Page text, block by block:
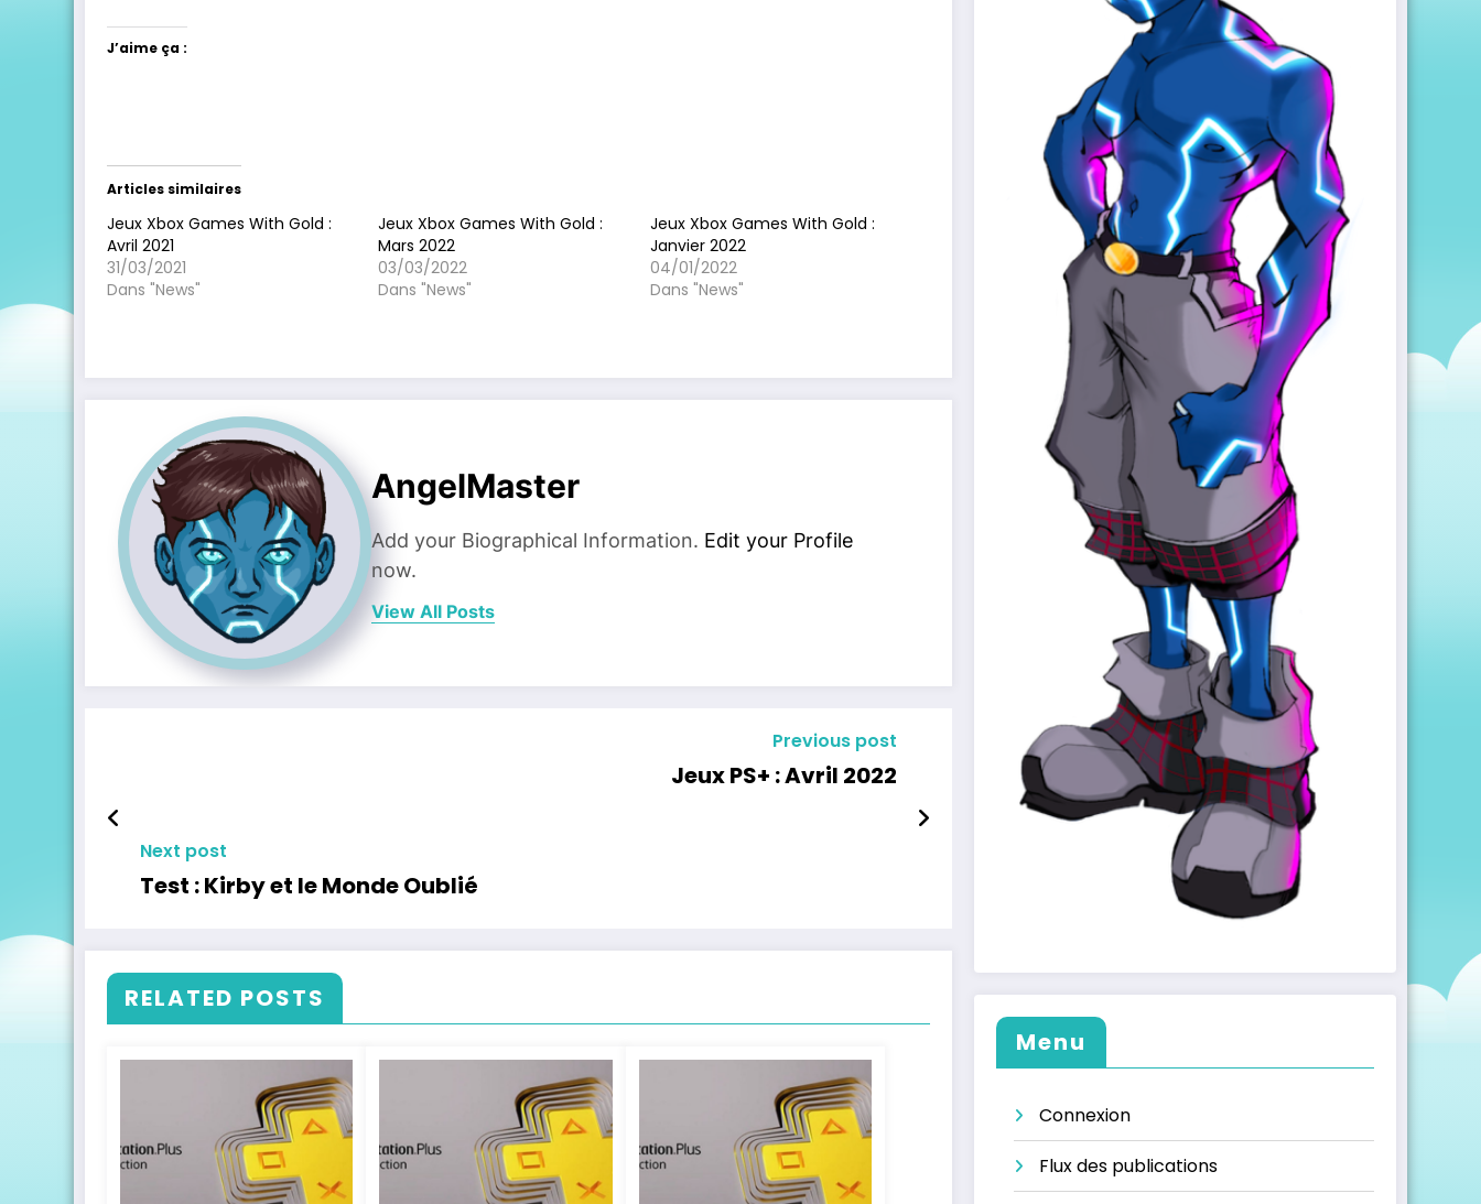
J’aime ça :
Articles similaires
Jeux Xbox Games With Gold :
Avril 2021
31/03/2021
Dans "News"
Jeux Xbox Games With Gold :
Mars 2022
03/03/2022
Dans "News"
Jeux Xbox Games With Gold :
Janvier 2022
04/01/2022
Dans "News"
AngelMaster
Add your Biographical Information. Edit your Profile
now.
View All Posts
Previous post
Jeux PS+ : Avril 2022
Next post
Test : Kirby et le Monde Oublié
RELATED POSTS
Menu
Connexion
Flux des publications